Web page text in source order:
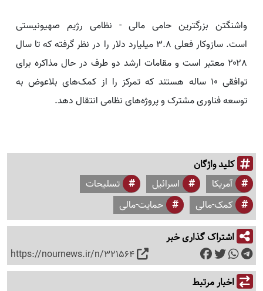
واشنگتن بزرگترین حامی مالی - نظامی رژیم صهیونیستی
است. سازوکار فعلی ۳.۸ میلیارد دلار را در نظر گرفته که تا سال
۲۰۲۸ معتبر است و مقامات ارشد دو طرف در حال مذاکره برای
توافقی ۱۰ ساله هستند که تمرکز را از کمک‌های بلاعوض به
توسعه فناوری مشترک و پروژه‌های نظامی انتقال دهد.
کلید واژگان
آمریکا اسرائیل
تسلیحات
کمک-مالی
حمایت-مالی
اشتراک گذاری خبر
https://nournews.ir/n/321564
اخبار مرتبط